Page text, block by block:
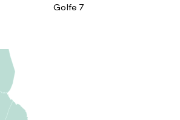
Golfe 7